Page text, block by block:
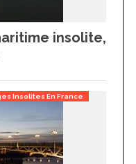
insolite,
Insolites En France